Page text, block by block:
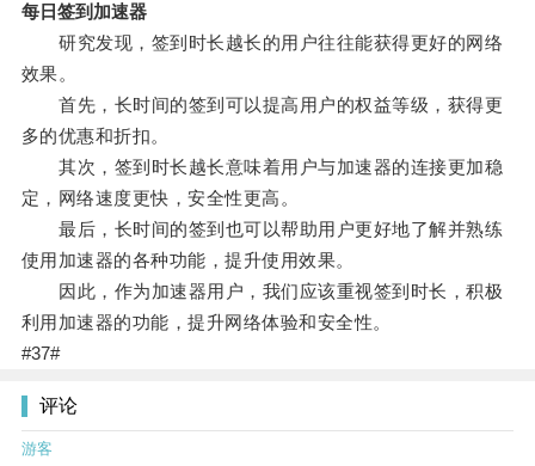
每日签到加速器
研究发现，签到时长越长的用户往往能获得更好的网络
效果。
首先，长时间的签到可以提高用户的权益等级，获得更
多的优惠和折扣。
其次，签到时长越长意味着用户与加速器的连接更加稳
定，网络速度更快，安全性更高。
最后，长时间的签到也可以帮助用户更好地了解并熟练
使用加速器的各种功能，提升使用效果。
因此，作为加速器用户，我们应该重视签到时长，积极
利用加速器的功能，提升网络体验和安全性。
#37#
评论
游客